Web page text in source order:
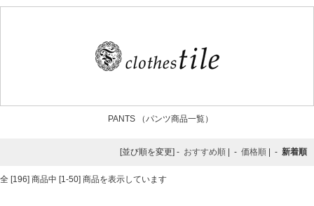
PANTS （パンツ商品一覧）
[並び順を変更] - おすすめ順 | - 価格順 | - 新着順
全 [196] 商品中 [1-50] 商品を表示しています